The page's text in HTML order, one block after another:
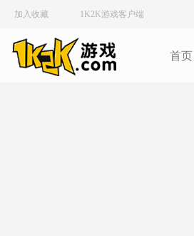
加入收藏 1K2K游戏客户端
首页